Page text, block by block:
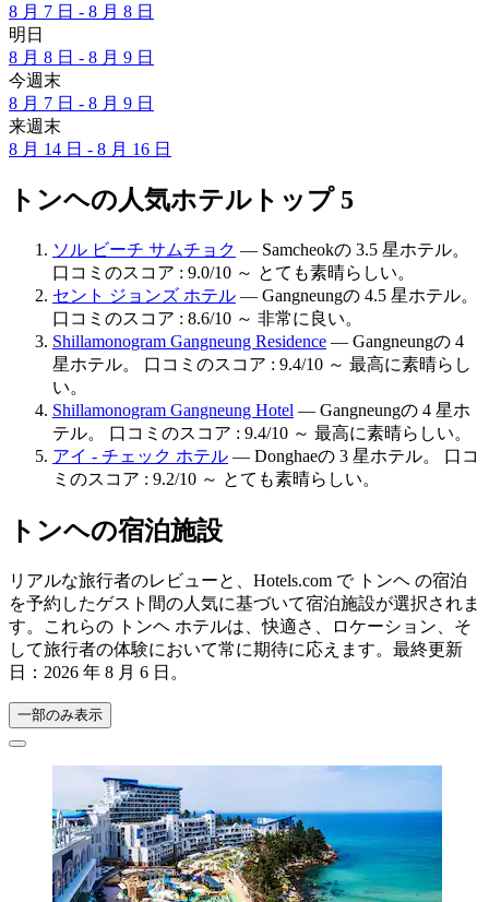
8 月 7 日 - 8 月 8 日
明日
8 月 8 日 - 8 月 9 日
今週末
8 月 7 日 - 8 月 9 日
来週末
8 月 14 日 - 8 月 16 日
トンヘの人気ホテルトップ 5
ソル ビーチ サムチョク — Samcheokの 3.5 星ホテル。
口コミのスコア : 9.0/10 ～ とても素晴らしい。
セント ジョンズ ホテル — Gangneungの 4.5 星ホテル。
口コミのスコア : 8.6/10 ～ 非常に良い。
Shillamonogram Gangneung Residence — Gangneungの 4
星ホテル。 口コミのスコア : 9.4/10 ～ 最高に素晴らし
い。
Shillamonogram Gangneung Hotel — Gangneungの 4 星ホ
テル。 口コミのスコア : 9.4/10 ～ 最高に素晴らしい。
アイ - チェック ホテル — Donghaeの 3 星ホテル。 口コ
ミのスコア : 9.2/10 ～ とても素晴らしい。
トンヘの宿泊施設
リアルな旅行者のレビューと、Hotels.com で トンヘ の宿泊
を予約したゲスト間の人気に基づいて宿泊施設が選択されま
す。これらの トンヘ ホテルは、快適さ、ロケーション、そ
して旅行者の体験において常に期待に応えます。最終更新
日： 2026 年 8 月 6 日 。
一部のみ表示